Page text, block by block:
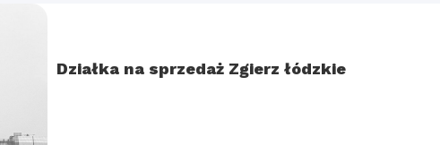
Działka na sprzedaż Zgierz łódzkie